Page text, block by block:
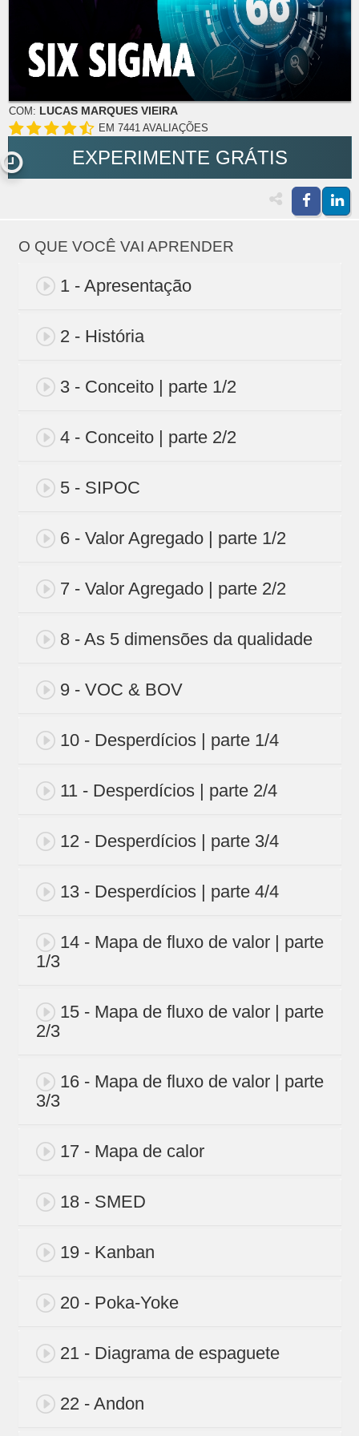
COM: LUCAS MARQUES VIEIRA
EM 7441 AVALIAÇÕES
EXPERIMENTE GRÁTIS
O QUE VOCÊ VAI APRENDER
1 - Apresentação
2 - História
3 - Conceito | parte 1/2
4 - Conceito | parte 2/2
5 - SIPOC
6 - Valor Agregado | parte 1/2
7 - Valor Agregado | parte 2/2
8 - As 5 dimensões da qualidade
9 - VOC & BOV
10 - Desperdícios | parte 1/4
11 - Desperdícios | parte 2/4
12 - Desperdícios | parte 3/4
13 - Desperdícios | parte 4/4
14 - Mapa de fluxo de valor | parte
1/3
15 - Mapa de fluxo de valor | parte
2/3
16 - Mapa de fluxo de valor | parte
3/3
17 - Mapa de calor
18 - SMED
19 - Kanban
20 - Poka-Yoke
21 - Diagrama de espaguete
22 - Andon